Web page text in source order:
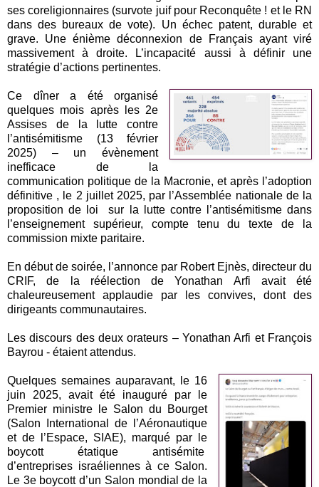
ses coreligionnaires (survote juif pour Reconquête ! et le RN
dans des bureaux de vote). Un échec patent, durable et
grave. Une énième déconnexion de Français ayant viré
massivement à droite. L’incapacité aussi à définir une
stratégie d’actions pertinentes.
Ce dîner a été organisé
quelques mois après les 2e
Assises de la lutte contre
l’antisémitisme (13 février
2025) – un évènement
inefficace de la
communication politique de la Macronie, et après l’adoption
définitive , le 2 juillet 2025, par l’Assemblée nationale de la
proposition de loi sur la lutte contre l’antisémitisme dans
l’enseignement supérieur, compte tenu du texte de la
commission mixte paritaire.
En début de soirée, l’annonce par Robert Ejnès, directeur du
CRIF, de la réélection de Yonathan Arfi avait été
chaleureusement applaudie par les convives, dont des
dirigeants communautaires.
Les discours des deux orateurs – Yonathan Arfi et François
Bayrou - étaient attendus.
Quelques semaines auparavant, le 16
juin 2025, avait été inauguré par le
Premier ministre le Salon du Bourget
(Salon International de l’Aéronautique
et de l’Espace, SIAE), marqué par le
boycott étatique antisémite
d’entreprises israéliennes à ce Salon.
Le 3e boycott d’un Salon mondial de la